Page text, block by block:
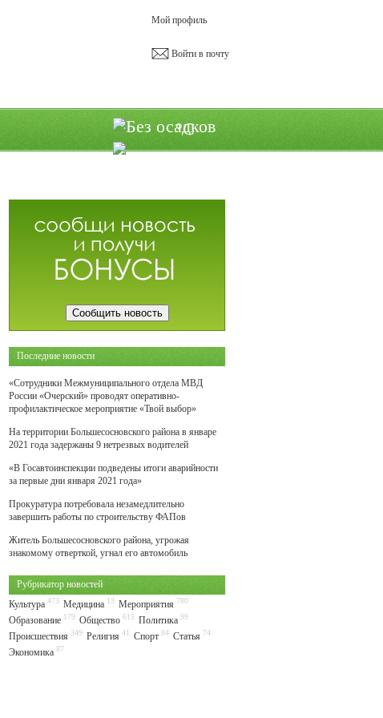
Мой профиль
Войти в почту
°C
Сообщить новость
Последние новости
«Сотрудники Межмуниципального отдела МВД
России «Очерский» проводят оперативно-
профилактическое мероприятие «Твой выбор»
На территории Большесосновского района в январе
2021 года задержаны 9 нетрезвых водителей
«В Госавтоинспекции подведены итоги аварийности
за первые дни января 2021 года»
Прокуратура потребовала незамедлительно
завершить работы по строительству ФАПов
Житель Большесосновского района, угрожая
знакомому отверткой, угнал его автомобиль
Рубрикатор новостей
Культура 473 Медицина 13 Мероприятия 780
Образование 179 Общество 615 Политика 99
Происшествия 349 Религия 41 Спорт 84 Статья 74
Экономика 87